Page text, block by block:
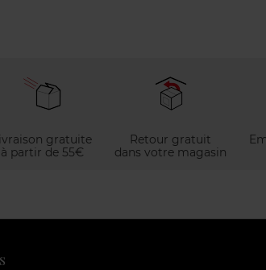
gratuite
à partir de 55€
Retour gratuit
dans votre magasin